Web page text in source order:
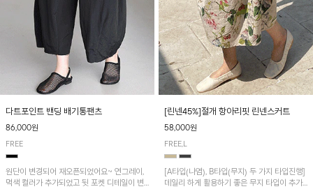
다트포인트 밴딩 배기통팬츠
86,000원
FREE
원단이 변경되어 재오픈되었어요~ 연그레이,
먹색 컬러가 추가되었고 뒷 포켓 디테일이 변
[린넨45%]절개 항아리핏 린넨스커트
58,000원
FREE,L
[A타입(나염), B타입(무지) 두 가지 타입진행]
데일리 하게 활용하기 좋은 무지 타입이 추가